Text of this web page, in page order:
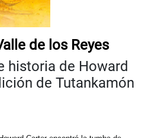
de los Reyes
historia de Howard
de Tutankamón